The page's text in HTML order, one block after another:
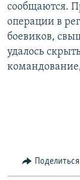
Все сайты
сообщаются.
операции в
боевиков,
удалось
Поделиться